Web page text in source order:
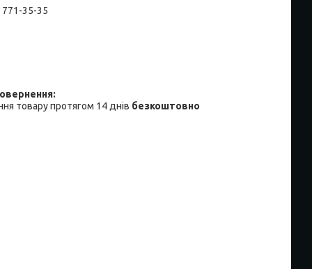
771-35-35
товару протягом 14 днів безкоштовно